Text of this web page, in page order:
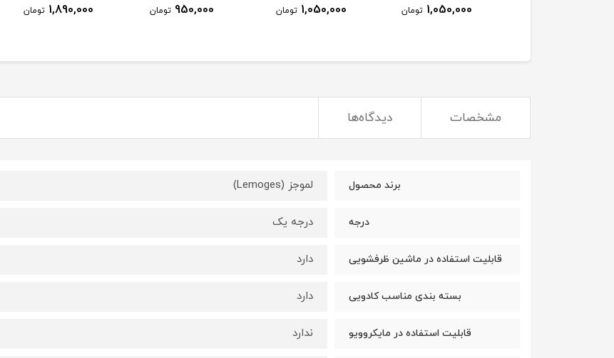
1,050,000 تومان 1,050,000 تومان 950,000 تومان 1,890,000 تومان
مشخصات دیدگاه‌ها
برند محصول لموجز (Lemoges)
درجه درجه یک
قابلیت استفاده در ماشین ظرفشویی دارد
بسته بندی مناسب کادویی دارد
قابلیت استفاده در مایکروویو ندارد